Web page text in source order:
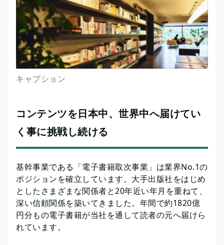
キャプション
コンテンツを日本中、世界中へ届けてい
く事に挑戦し続ける
基幹事業である「電子書籍取次事業」は業界No.1の
ポジションを確立しています。大手出版社をはじめ
としたさまざまな関係者と20年近い年月を重ねて、
深い信頼関係を築いてきました。年間で約1820億
円分もの電子書籍が当社を通して読者の元へ届けら
れています。